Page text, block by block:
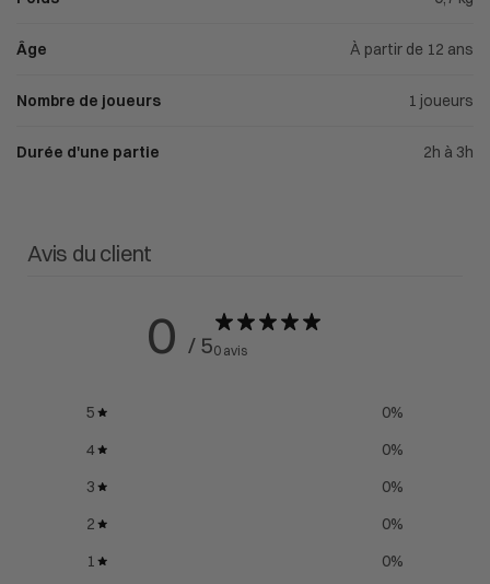
Âge À partir de 12 ans
Nombre de joueurs 1 joueurs
Durée d'une partie 2h à 3h
Avis du client
0 / 50 avis
5 0%
4
0%
3
0%
2
0%
1
0%